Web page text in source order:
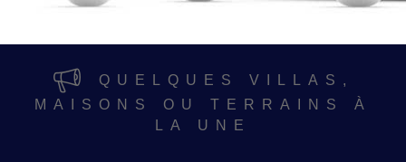
QUELQUES VILLAS,
MAISONS OU TERRAINS À
LA UNE